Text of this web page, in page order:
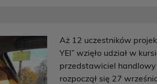
Aż 12 uczestników
YEI” wzięło udział w
przedstawiciel
rozpoczął się 27